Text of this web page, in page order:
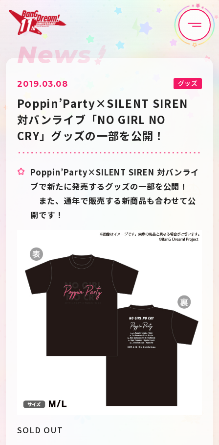
Home News
Live•Event Discography
Artist Anime
Schedule About
Goods
News
2019.03.08 グッズ
Poppin’Party×SILENT SIREN
対バンライブ「NO GIRL NO
CRY」グッズの一部を公開！
Poppin’Party×SILENT SIREN 対バンライ
ブで新たに発売するグッズの一部を公開！
また、通年で販売する新商品も合わせて公
開です！
SOLD OUT